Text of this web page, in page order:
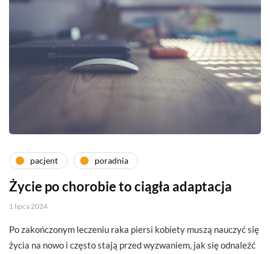
pacjent poradnia
Życie po chorobie to ciągła adaptacja
1 lipca 2024
Po zakończonym leczeniu raka piersi kobiety muszą nauczyć się
życia na nowo i często stają przed wyzwaniem, jak się odnaleźć